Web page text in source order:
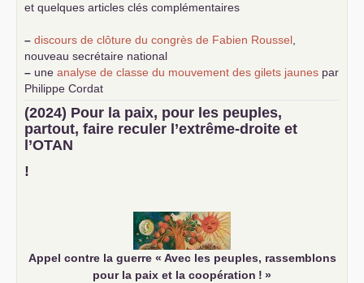
et quelques articles clés complémentaires
– discours de clôture du congrès de Fabien Roussel
nouveau secrétaire national
– une analyse de classe du mouvement des gilets jaunes par
Philippe Cordat
–
un texte de Jean-Claude Delaunay
le marxisme est la
science sociale de notre temps
–un appel proposé aux partis communistes et ouvrier
d’Europe
–
(2024) Pour la paix, pour les peuples,
partout, faire reculer l’extrême-droite et
l’OTAN
!
Appel contre la guerre « Avec les peuples, rassemblons
pour la paix et la coopération ! »